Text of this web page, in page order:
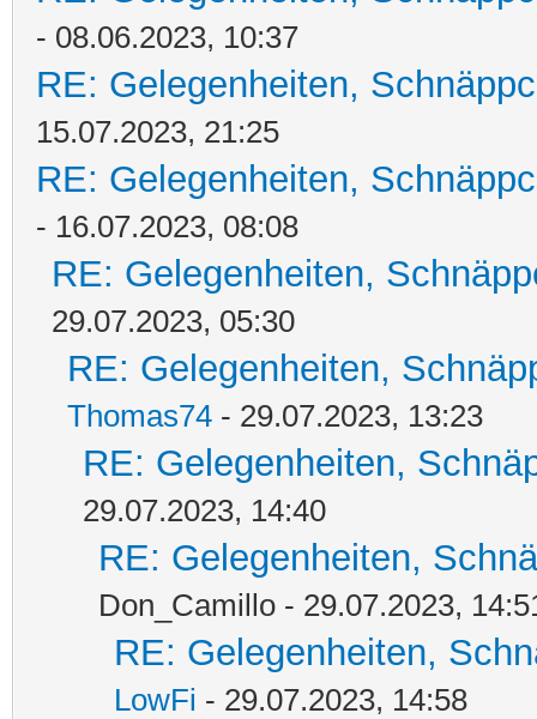
- 08.06.2023, 10:37
RE: Gelegenheiten,
15.07.2023, 21:25
RE: Gelegenheiten,
- 16.07.2023, 08:08
RE: Gelegenheiten,
29.07.2023, 05:30
RE: Gelegenheiten,
Thomas74 - 29.07.2023, 13:23
RE: Gelegenheiten,
29.07.2023, 14:40
RE: Gelegenheiten,
Don_Camillo - 29.07.2023,
RE: Gelegenheiten,
LowFi - 29.07.2023, 14:58